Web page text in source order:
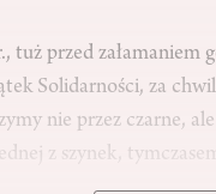
przed załamaniem
Solidarności, za
nie przez czarne,
z szynek,